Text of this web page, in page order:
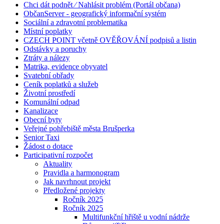
Chci dát podnět ⁄ Nahlásit problém (Portál občana)
ObčanServer - geografický informační systém
Sociální a zdravotní problematika
Místní poplatky
CZECH POINT včetně OVĚŘOVÁNÍ podpisů a listin
Odstávky a poruchy
Ztráty a nálezy
Matrika, evidence obyvatel
Svatební obřady
Ceník poplatků a služeb
Životní prostředí
Komunální odpad
Kanalizace
Obecní byty
Veřejné pohřebiště města Brušperka
Senior Taxi
Žádost o dotace
Participativní rozpočet
Aktuality
Pravidla a harmonogram
Jak navrhnout projekt
Předložené projekty
Ročník 2025
Ročník 2025
Multifunkční hřiště u vodní nádrže